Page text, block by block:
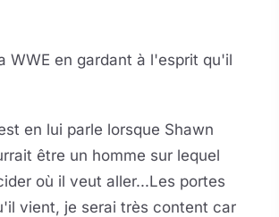
WWE en gardant à l'esprit qu'il
en lui parle lorsque Shawn
être un homme sur lequel
où il veut aller...Les portes
vient, je serai très content car